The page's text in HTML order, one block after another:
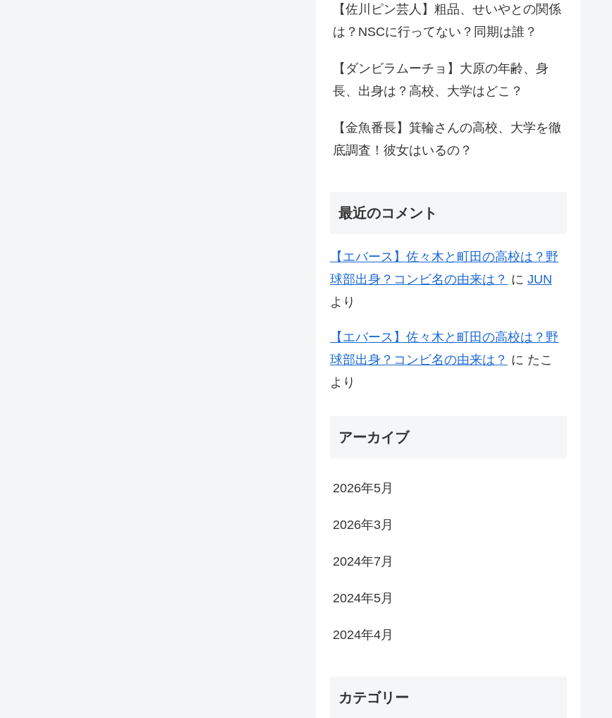
【佐川ピン芸人】粗品、せいやとの関係
は？NSCに行ってない？同期は誰？
【ダンビラムーチョ】大原の年齢、身
長、出身は？高校、大学はどこ？
【金魚番長】箕輪さんの高校、大学を徹
底調査！彼女はいるの？
最近のコメント
【エバース】佐々木と町田の高校は？野
球部出身？コンビ名の由来は？ に JUN
より
【エバース】佐々木と町田の高校は？野
球部出身？コンビ名の由来は？ に たこ
より
アーカイブ
2026年5月
2026年3月
2024年7月
2024年5月
2024年4月
カテゴリー